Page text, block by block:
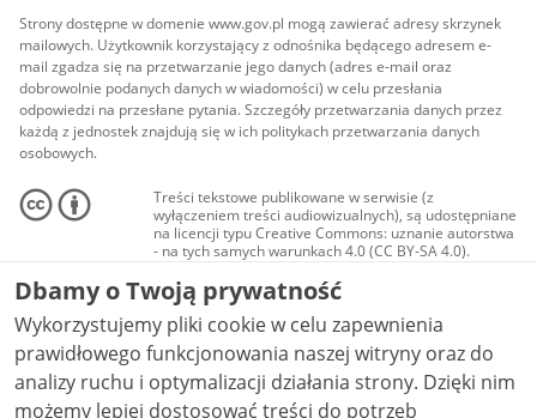
Strony dostępne w domenie www.gov.pl mogą zawierać adresy skrzynek
mailowych. Użytkownik korzystający z odnośnika będącego adresem e-
mail zgadza się na przetwarzanie jego danych (adres e-mail oraz
dobrowolnie podanych danych w wiadomości) w celu przesłania
odpowiedzi na przesłane pytania. Szczegóły przetwarzania danych przez
każdą z jednostek znajdują się w ich politykach przetwarzania danych
osobowych.
Treści tekstowe publikowane w serwisie (z
wyłączeniem treści audiowizualnych), są udostępniane
na licencji typu Creative Commons: uznanie autorstwa
- na tych samych warunkach 4.0 (CC BY-SA 4.0).
Materiały audiowizualne, w tym zdjęcia, materiały
audio i wideo, są udostępniane na licencji typu
Creative Commons: uznanie autorstwa użycie
niekomercyjne - bez utworów zależnych 4.0 (CC BY-
NC-ND 4.0), o ile nie jest to stwierdzone inaczej.
Dbamy o Twoją prywatność
Wykorzystujemy pliki cookie w celu zapewnienia
prawidłowego funkcjonowania naszej witryny oraz do
analizy ruchu i optymalizacji działania strony. Dzięki nim
możemy lepiej dostosować treści do potrzeb